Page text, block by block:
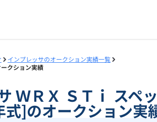
インプレッサのオークション実績一覧
クション実績
ＷＲＸ ＳＴｉ スペ
]のオークション実